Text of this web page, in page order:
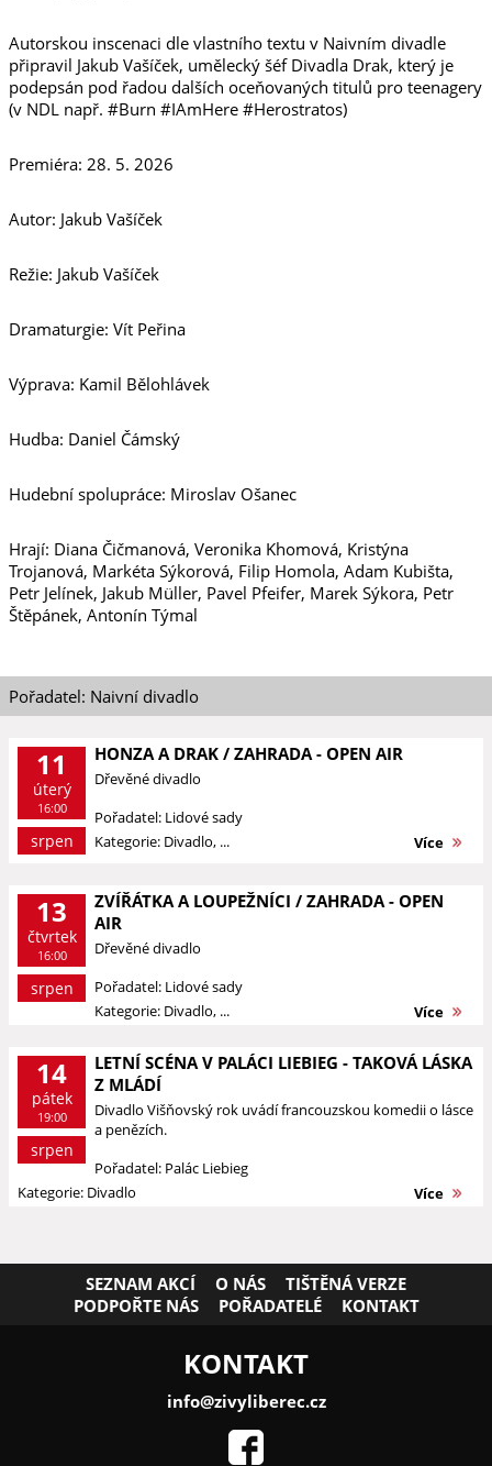
Autorskou inscenaci dle vlastního textu v Naivním divadle
připravil Jakub Vašíček, umělecký šéf Divadla Drak, který je
podepsán pod řadou dalších oceňovaných titulů pro teenagery
(v NDL např. #Burn #IAmHere #Herostratos)
Premiéra: 28. 5. 2026
Autor: Jakub Vašíček
Režie: Jakub Vašíček
Dramaturgie: Vít Peřina
Výprava: Kamil Bělohlávek
Hudba: Daniel Čámský
Hudební spolupráce: Miroslav Ošanec
Hrají: Diana Čičmanová, Veronika Khomová, Kristýna
Trojanová, Markéta Sýkorová, Filip Homola, Adam Kubišta,
Petr Jelínek, Jakub Müller, Pavel Pfeifer, Marek Sýkora, Petr
Štěpánek, Antonín Týmal
Pořadatel: Naivní divadlo
11
úterý
16:00
srpen
HONZA A DRAK / ZAHRADA - OPEN AIR
Dřevěné divadlo
Pořadatel: Lidové sady
Kategorie: Divadlo, ...
Více
13
čtvrtek
16:00
srpen
ZVÍŘÁTKA A LOUPEŽNÍCI / ZAHRADA - OPEN
AIR
Dřevěné divadlo
Pořadatel: Lidové sady
Kategorie: Divadlo, ...
Více
14
pátek
19:00
srpen
LETNÍ SCÉNA V PALÁCI LIEBIEG - TAKOVÁ LÁSKA
Z MLÁDÍ
Divadlo Višňovský rok uvádí francouzskou komedii o lásce
a penězích.
Pořadatel: Palác Liebieg
Kategorie: Divadlo
Více
SEZNAM AKCÍ O NÁS
TIŠTĚNÁ VERZE
PODPOŘTE NÁS
POŘADATELÉ KONTAKT
KONTAKT
info@zivyliberec.cz